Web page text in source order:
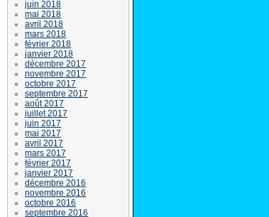
juin 2018
mai 2018
avril 2018
mars 2018
février 2018
janvier 2018
décembre 2017
novembre 2017
octobre 2017
septembre 2017
août 2017
juillet 2017
juin 2017
mai 2017
avril 2017
mars 2017
février 2017
janvier 2017
décembre 2016
novembre 2016
octobre 2016
septembre 2016